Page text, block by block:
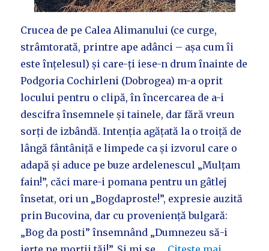
Crucea de pe Calea Alimanului (ce curge,
strâmtorată, printre ape adânci – așa cum îi
este înțelesul) și care-ți iese-n drum înainte de
Podgoria Cochirleni (Dobrogea) m-a oprit
locului pentru o clipă, în încercarea de a-i
descifra însemnele și tainele, dar fără vreun
sorți de izbândă. Intenția agățată la o troiță de
lângă fântâniță e limpede ca și izvorul care o
adapă și aduce pe buze ardelenescul „Mulțam
fain!”, căci mare-i pomana pentru un gâtlej
însetat, ori un „Bogdaproste!”, expresie auzită
prin Bucovina, dar cu proveniență bulgară:
„Bog da posti” însemnând „Dumnezeu să-i